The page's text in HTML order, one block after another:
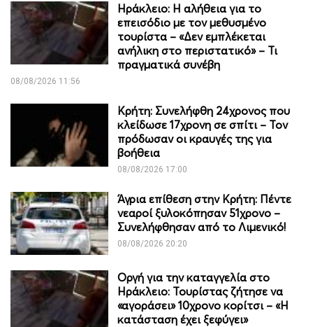
Ηράκλειο: Η αλήθεια για το
επεισόδιο με τον μεθυσμένο
τουρίστα – «Δεν εμπλέκεται
ανήλικη στο περιστατικό» – Τι
πραγματικά συνέβη
08/08/2026 11:56
Κρήτη: Συνελήφθη 24χρονος που
κλείδωσε 17χρονη σε σπίτι – Τον
πρόδωσαν οι κραυγές της για
βοήθεια
08/08/2026 17:00
Άγρια επίθεση στην Κρήτη: Πέντε
νεαροί ξυλοκόπησαν 51χρονο –
Συνελήφθησαν από το Λιμενικό!
08/08/2026 20:20
Οργή για την καταγγελία στο
Ηράκλειο: Τουρίστας ζήτησε να
«αγοράσει» 10χρονο κορίτσι – «Η
κατάσταση έχει ξεφύγει»